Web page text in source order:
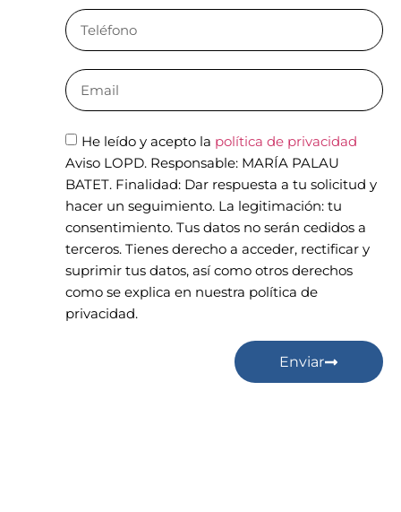
He leído y acepto la política de privacidad
Aviso LOPD. Responsable: MARÍA PALAU
BATET. Finalidad: Dar respuesta a tu solicitud y
hacer un seguimiento. La legitimación: tu
consentimiento. Tus datos no serán cedidos a
terceros. Tienes derecho a acceder, rectificar y
suprimir tus datos, así como otros derechos
como se explica en nuestra política de
privacidad.
Enviar